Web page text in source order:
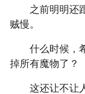
之前明明还
贼慢。
什么时候，
掉所有魔物了？
这还让不让